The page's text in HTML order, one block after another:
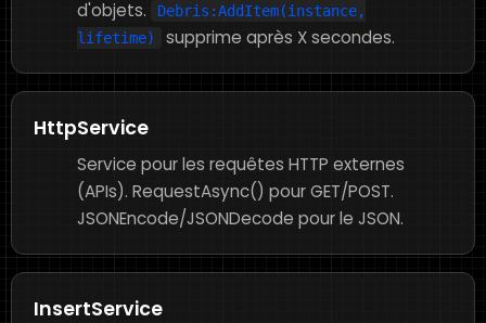
d'objets.
Debris:AddItem(instance,
lifetime)
supprime après X secondes.
HttpService
Service pour les requêtes HTTP externes
(APIs). RequestAsync() pour GET/POST.
JSONEncode/JSONDecode pour le JSON.
InsertService